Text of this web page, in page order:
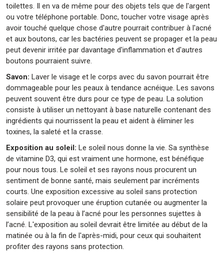
toilettes. Il en va de même pour des objets tels que de l'argent
ou votre téléphone portable. Donc, toucher votre visage après
avoir touché quelque chose d'autre pourrait contribuer à l'acné
et aux boutons, car les bactéries peuvent se propager et la peau
peut devenir irritée par davantage d'inflammation et d'autres
boutons pourraient suivre.
Savon: Laver le visage et le corps avec du savon pourrait être
dommageable pour les peaux à tendance acnéique. Les savons
peuvent souvent être durs pour ce type de peau. La solution
consiste à utiliser un nettoyant à base naturelle contenant des
ingrédients qui nourrissent la peau et aident à éliminer les
toxines, la saleté et la crasse.
Exposition au soleil: Le soleil nous donne la vie. Sa synthèse
de vitamine D3, qui est vraiment une hormone, est bénéfique
pour nous tous. Le soleil et ses rayons nous procurent un
sentiment de bonne santé, mais seulement par incréments
courts. Une exposition excessive au soleil sans protection
solaire peut provoquer une éruption cutanée ou augmenter la
sensibilité de la peau à l’acné pour les personnes sujettes à
l’acné. L'exposition au soleil devrait être limitée au début de la
matinée ou à la fin de l'après-midi, pour ceux qui souhaitent
profiter des rayons sans protection.